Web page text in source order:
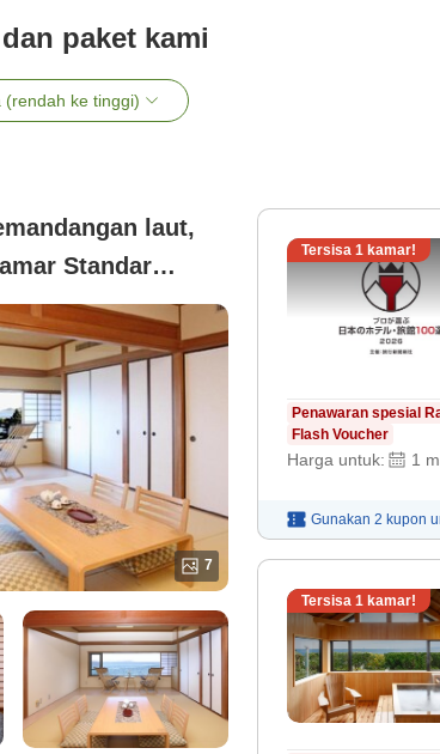
paket kami
(rendah ke tinggi)
laut,
Standar
Malam: Makan
7
Tersisa 1 kamar!
Penawaran spesial
Flash Voucher
Harga untuk: 1
Gunakan 2 kupon
Tersisa 1 kamar!